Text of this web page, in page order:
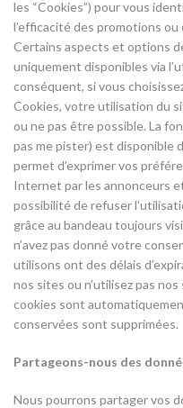
les “Cookies”) pour vous
l’efficacité des promotions
Certains aspects et options
uniquement disponibles via
conséquent, si vous
Cookies, votre utilisation du
ou ne pas être possible. La
pas me pister) est disponible
permet d’exprimer vos
Internet par les annonceurs
possibilité de refuser
grâce au bandeau toujours
n’avez pas donné votre
utilisons ont des délais
nos sites ou n’utilisez pas
cookies sont
conservées sont supprimées.
Partageons-nous des
Nous pourrons partager vos